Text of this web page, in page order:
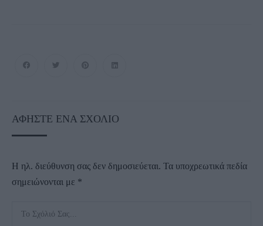
ΑΦΉΣΤΕ ΈΝΑ ΣΧΌΛΙΟ
Η ηλ. διεύθυνση σας δεν δημοσιεύεται. Τα υποχρεωτικά πεδία
σημειώνονται με *